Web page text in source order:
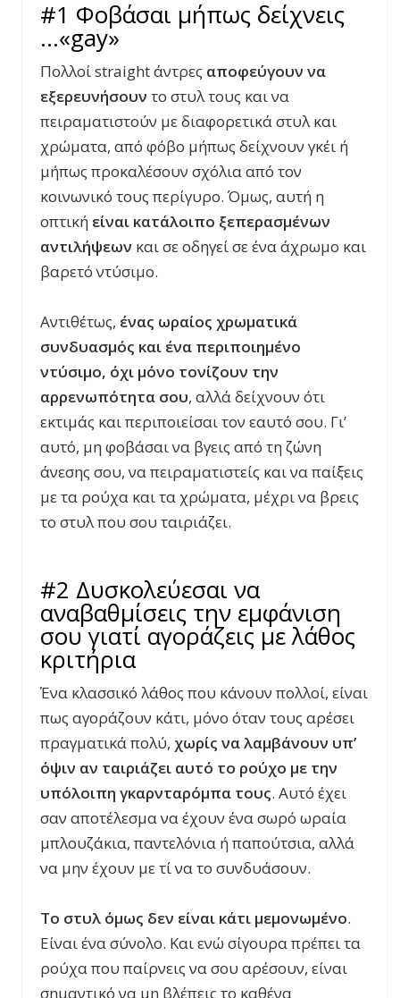
#1 Φοβάσαι μήπως δείχνεις
…«gay»
Πολλοί straight άντρες αποφεύγουν να
εξερευνήσουν το στυλ τους και να
πειραματιστούν με διαφορετικά στυλ και
χρώματα, από φόβο μήπως δείχνουν γκέι ή
μήπως προκαλέσουν σχόλια από τον
κοινωνικό τους περίγυρο. Όμως, αυτή η
οπτική είναι κατάλοιπο ξεπερασμένων
αντιλήψεων και σε οδηγεί σε ένα άχρωμο και
βαρετό ντύσιμο.
Αντιθέτως, ένας ωραίος χρωματικά
συνδυασμός και ένα περιποιημένο
ντύσιμο, όχι μόνο τονίζουν την
αρρενωπότητα σου, αλλά δείχνουν ότι
εκτιμάς και περιποιείσαι τον εαυτό σου. Γι’
αυτό, μη φοβάσαι να βγεις από τη ζώνη
άνεσης σου, να πειραματιστείς και να παίξεις
με τα ρούχα και τα χρώματα, μέχρι να βρεις
το στυλ που σου ταιριάζει.
#2 Δυσκολεύεσαι να
αναβαθμίσεις την εμφάνιση
σου γιατί αγοράζεις με λάθος
κριτήρια
Ένα κλασσικό λάθος που κάνουν πολλοί, είναι
πως αγοράζουν κάτι, μόνο όταν τους αρέσει
πραγματικά πολύ, χωρίς να λαμβάνουν υπ’
όψιν αν ταιριάζει αυτό το ρούχο με την
υπόλοιπη γκαρνταρόμπα τους. Αυτό έχει
σαν αποτέλεσμα να έχουν ένα σωρό ωραία
μπλουζάκια, παντελόνια ή παπούτσια, αλλά
να μην έχουν με τί να το συνδυάσουν.
Το στυλ όμως δεν είναι κάτι μεμονωμένο.
Είναι ένα σύνολο. Και ενώ σίγουρα πρέπει τα
ρούχα που παίρνεις να σου αρέσουν, είναι
σημαντικό να μη βλέπεις το καθένα